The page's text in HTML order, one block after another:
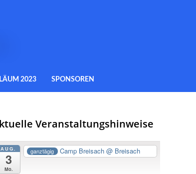
2023 SPONSOREN
Veranstaltungshinweise
AUG.
3
Mo.
ganztägig Camp Breisach@ Breisach